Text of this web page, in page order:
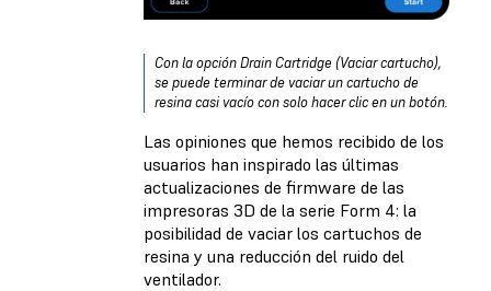
Con la opción Drain Cartridge (Vaciar cartucho),
se puede terminar de vaciar un cartucho de
resina casi vacío con solo hacer clic en un botón.
Las opiniones que hemos recibido de los
usuarios han inspirado las últimas
actualizaciones de firmware de las
impresoras 3D de la serie Form 4: la
posibilidad de vaciar los cartuchos de
resina y una reducción del ruido del
ventilador.